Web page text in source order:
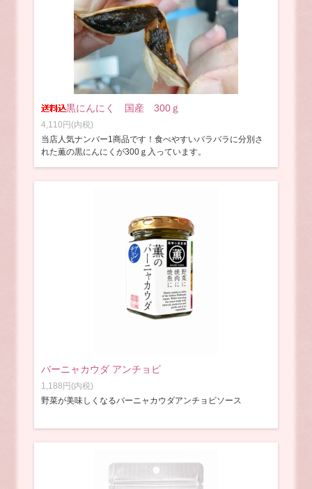
黒にんにく 国産 300ｇ
4,110円(内税)
当店人気ナンバー1商品です！食べやすいバラバラに分別さ
れた薫の黒にんにくが300ｇ入っています。
バーニャカウダ アンチョビ
1,188円(内税)
野菜が美味しくなるバーニャカウダアンチョビソース